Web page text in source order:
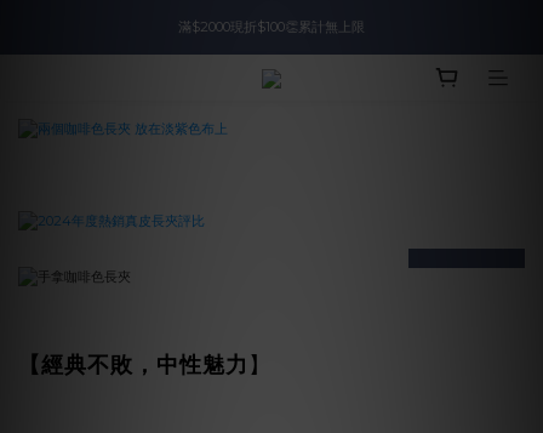
入會即領$888購物金🙌
滿$2000現折$100👏累計無上限
入會即領$888購物金🙌
prev next
【經典不敗，中性魅力 】